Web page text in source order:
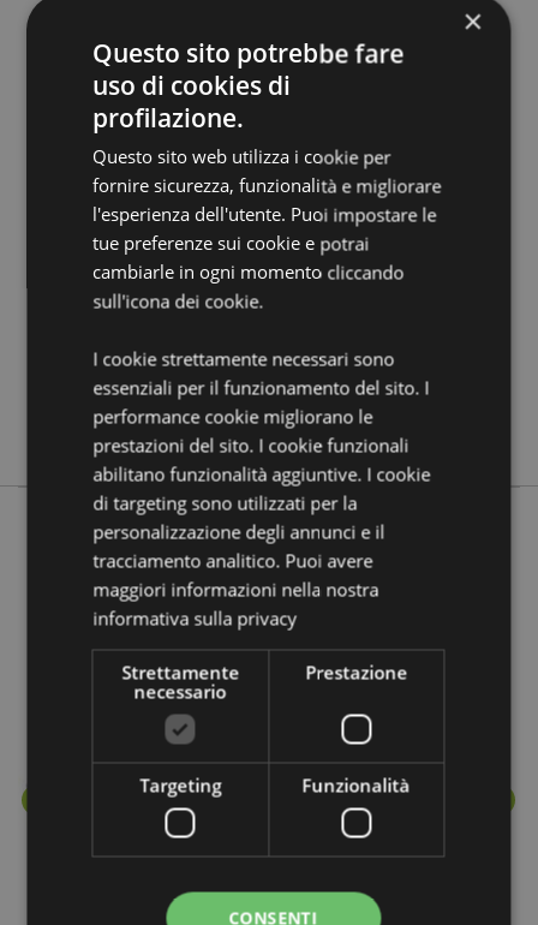
Dettagli del Prodotto
Informazioni
Aggiuntive
Confezione: Altezza 24cm Larghezza 3cm
Profondità 3cm Lunghezza Bastoncini 23cm
5028691381036
288
0.046000
No
No
Stamford
Prodotti che fanno parte della stessa
linea
×
Questo sito potrebbe fare
uso di cookies di
profilazione.
Questo sito web utilizza i cookie per
fornire sicurezza, funzionalità e migliorare
l'esperienza dell'utente. Puoi impostare le
tue preferenze sui cookie e potrai
cambiarle in ogni momento cliccando
sull'icona dei cookie.
I cookie strettamente necessari sono
essenziali per il funzionamento del sito. I
performance cookie migliorano le
prestazioni del sito. I cookie funzionali
abilitano funzionalità aggiuntive. I cookie
di targeting sono utilizzati per la
personalizzazione degli annunci e il
tracciamento analitico. Puoi avere
maggiori informazioni nella nostra
informativa sulla privacy
Strettamente
necessario
Prestazione
Targeting Funzionalità
CONSENTI